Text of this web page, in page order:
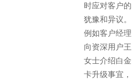
时应对客户的
犹豫和异议。
例如客户经理
向资深用户王
女士介绍白金
卡升级事宜，